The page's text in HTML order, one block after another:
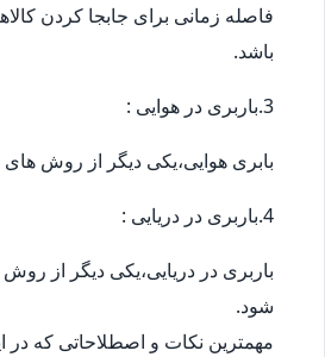
فاصله زمانی برای جابجا کردن
باشد.
3.باربری در هوایی :
بابری هوایی،یکی دیگر از روش
4.باربری در دریایی :
باربری در دریایی،یکی دیگر از
شود.
مهمترین نکات و اصطلاحاتی که در